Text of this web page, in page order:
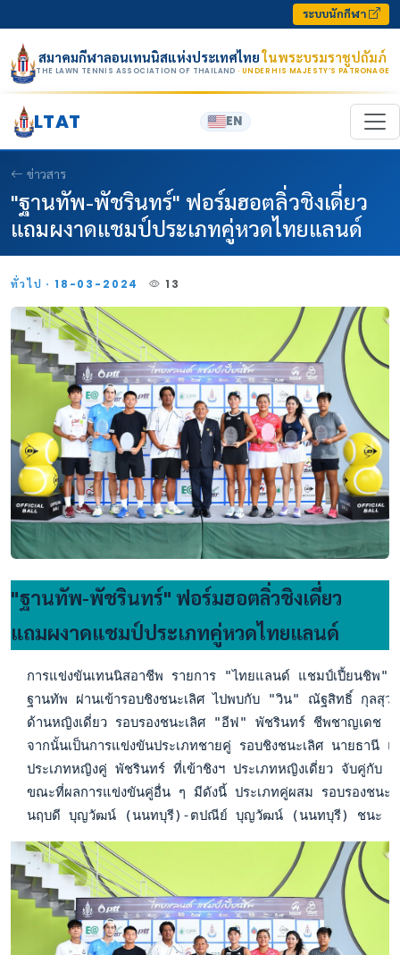
ระบบนักกีฬา
สมาคมกีฬาลอนเทนนิสแห่งประเทศไทยในพระบรมราชูปถัมภ์
THE LAWN TENNIS ASSOCIATION OF THAILAND · UNDER HIS MAJESTY’S PATRONAGE
LTAT EN
ข่าวสาร
"ฐานทัพ-พัชรินทร์" ฟอร์มฮอตลิ่วชิงเดี่ยว
แถมผงาดแชมป์ประเภทคู่หวดไทยแลนด์
ทั่วไป · 18-03-2024 13
"ฐานทัพ-พัชรินทร์" ฟอร์มฮอตลิ่วชิงเดี่ยว
แถมผงาดแชมป์ประเภทคู่หวดไทยแลนด์
การแข่งขันเทนนิสอาชีพ รายการ "ไทยแลนด์ แชมป์เปี้ยนชิพ"
ฐานทัพ ผ่านเข้ารอบชิงชนะเลิศ ไปพบกับ "วิน" ณัฐสิทธิ์ กุลสุ
ด้านหญิงเดี่ยว รอบรองชนะเลิศ "อีฟ" พัชรินทร์ ชีพชาญเดช
จากนั้นเป็นการแข่งขันประเภทชายคู่ รอบชิงชนะเลิศ นายธานี
ประเภทหญิงคู่ พัชรินทร์ ที่เข้าชิงฯ ประเภทหญิงเดี่ยว จับคู่กับ
ขณะที่ผลการแข่งขันคู่อื่น ๆ มีดังนี้ ประเภทคู่ผสม รอบรองชน
นฤบดี บุญวัฒน์ (นนทบุรี)-ตปณีย์ บุญวัฒน์ (นนทบุรี) ชนะ เลิ